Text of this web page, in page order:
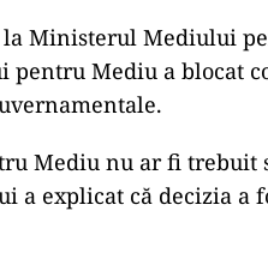
Ministerul Mediului
Mediu a blocat
Mediu nu ar fi trebuit
a explicat că decizia a